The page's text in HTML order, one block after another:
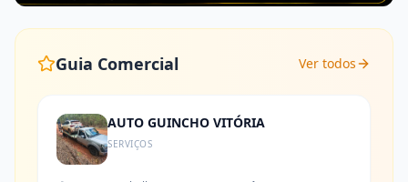
Guia Comercial Ver todos
AUTO GUINCHO VITÓRIA
SERVIÇOS